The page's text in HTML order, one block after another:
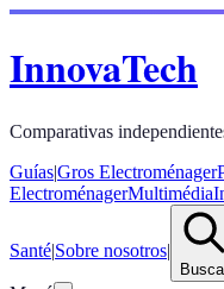
InnovaTech
Comparativas
Guías|Gros Electroménager
ElectroménagerMultimédia
Santé|Sobre nosotros|